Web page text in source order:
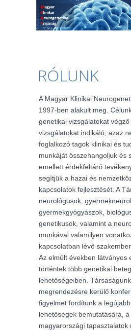
RÓLUNK
A Magyar Klinikai
1997-ben alakult meg.
genetikai vizsgálatokat
vizsgálatokat indikáló, azaz
foglalkozó tagok klinikai és
munkáját összehangoljuk és
emellett érdekfeltáró
segítjük a hazai és
kapcsolatok fejlesztését. A
neurológusok,
gyermekgyógyászok,
genetikusok, valamint a
munkával valamilyen
kapcsolatban lévő
Az elmúlt években látványos
történtek több genetikai
lehetőségeiben.
megrendezésre kerülő
figyelmet fordítunk a
lehetőségek bemutatására,
magyarországi tapasztalatok